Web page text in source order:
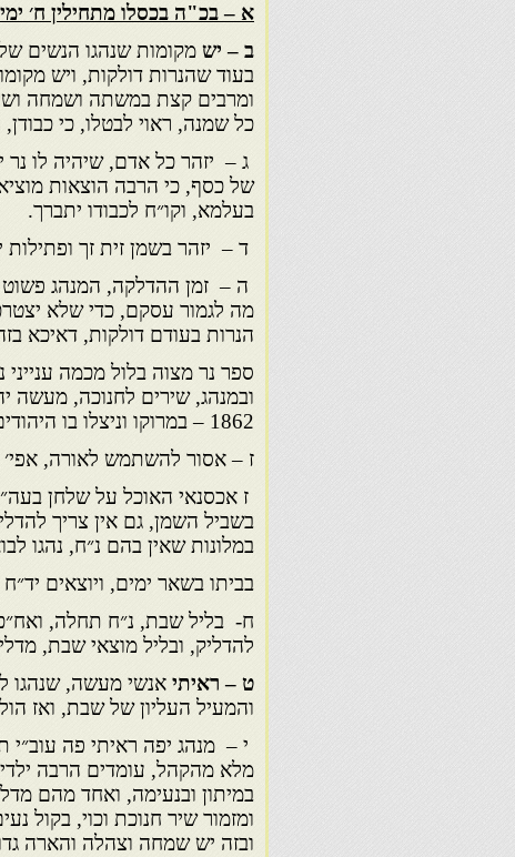
א – בכ"ה בכסלו מתחילין ח׳
ב – יש מקומות שנהגו הנשים
בעוד שהנרות דולקות, ויש
ומרבים קצת במשתה ושמחה
כל שמנה, ראוי לבטלו, כי
ג – יזהר כל אדם, שיהיה לו נר
של כסף, כי הרבה הוצאות
בעלמא, וקו״ח לכבודו יתברך.
ד – יזהר בשמן זית זך ופתילות
ה – זמן ההדלקה, המנהג פשוט
מה לגמור עסקם, כדי שלא
הנרות בעודם דולקות, דאיכא
ספר נר מצוה בלול מכמה
ובמנהג, שירים לחנוכה, מעשה
1862 – במרוקו וניצלו בו היהודים, וכמה דרשות ומכתבים שונים.
ז – אסור להשתמש לאורה,
ז אכסנאי האוכל על שלחן
בשביל השמן, גם אין צריך
במלונות שאין בהם נ״ח, נהגו
בביתו בשאר ימים, ויוצאים יד״ח
ח- בליל שבת, נ״ח תחלה,
להדליק, ובליל מוצאי שבת,
ט – ראיתי אנשי מעשה, שנהגו
והמעיל העליון של שבת, ואז
י – מנהג יפה ראיתי פה
מלא מהקהל, עומדים הרבה
במיתון ובנעימה, ואחד מהם
ומזמור שיר חנוכת וכוי, בקול
ובזה יש שמחה וצהלה והארה